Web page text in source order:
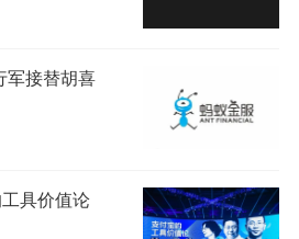
军接替胡喜
具价值论